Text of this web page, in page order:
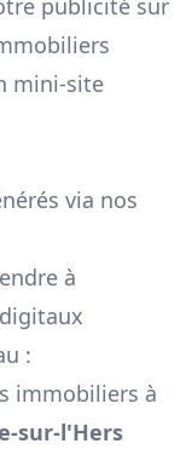
publicité sur
mini-site
via nos
à
:
immobiliers à
sur-l'Hers